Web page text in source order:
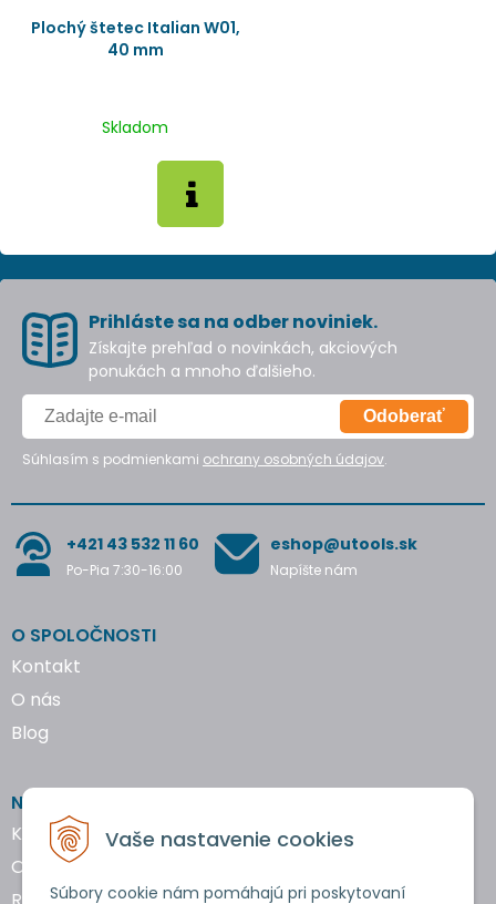
Vaše nastavenie cookies
Súbory cookie nám pomáhajú pri poskytovaní
Plochý štetec Italian W01,
40 mm
Skladom
Prihláste sa na odber noviniek.
Získajte prehľad o novinkách, akciových
ponukách a mnoho ďalšieho.
Odoberať
Súhlasím s podmienkami ochrany osobných údajov.
+421 43 532 11 60
Po-Pia 7:30-16:00
eshop@utools.sk
Napíšte nám
O SPOLOČNOSTI
Kontakt
O nás
Blog
NAKUPOVANIE
Katalógy náradia
Obchodné podmienky